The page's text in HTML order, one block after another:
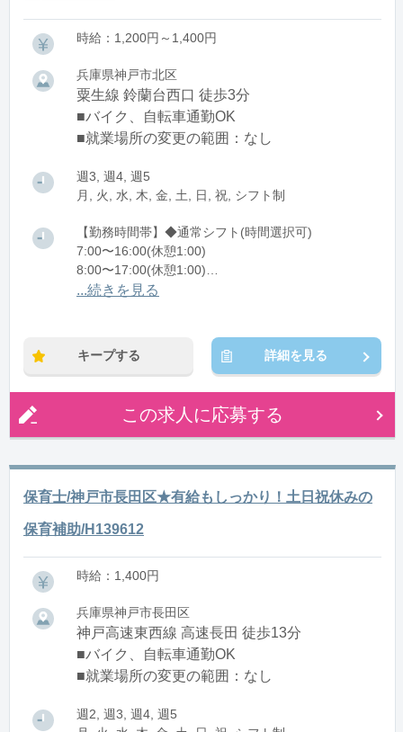
時給：1,200円～1,400円
兵庫県神戸市北区
粟生線 鈴蘭台西口 徒歩3分
■バイク、自転車通勤OK
■就業場所の変更の範囲：なし
週3, 週4, 週5
月, 火, 水, 木, 金, 土, 日, 祝, シフト制
【勤務時間帯】◆通常シフト(時間選択可)
7:00〜16:00(休憩1:00)
8:00〜17:00(休憩1:00)
12:00〜21:00(休憩1:00)
...続きを見る
キープする 詳細を見る
この求人に応募する
保育士/神戸市長田区★有給もしっかり！土日祝休みの
保育補助/H139612
時給：1,400円
兵庫県神戸市長田区
神戸高速東西線 高速長田 徒歩13分
■バイク、自転車通勤OK
■就業場所の変更の範囲：なし
週2, 週3, 週4, 週5